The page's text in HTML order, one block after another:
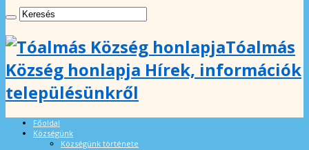
Tóalmás
Község honlapja Hírek, információk
településünkről
Főoldal
Községünk
Községünk története